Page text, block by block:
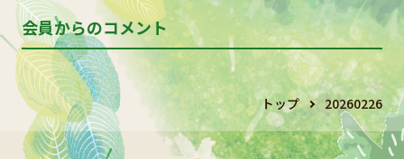
会員からのコメント
トップ 20260226